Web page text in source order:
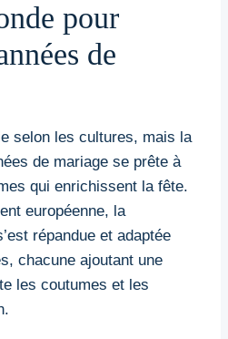
pour
de
selon les cultures, mais la
de mariage se prête à
qui enrichissent la fête.
européenne, la
répandue et adaptée
chacune ajoutant une
les coutumes et les